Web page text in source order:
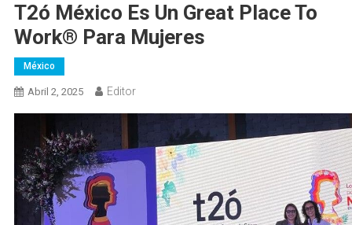
T2ó México Es Un Great Place To
Work® Para Mujeres
México
Abril 2, 2025 Editor